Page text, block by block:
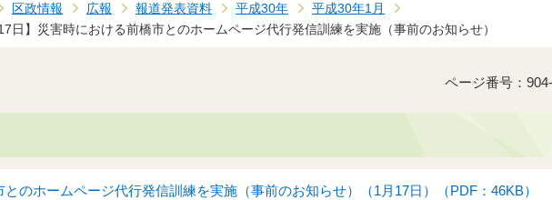
区政情報 広報 報道発表資料 平成30年
平成30年1月
日】災害時における前橋市とのホームページ代行発信訓練を実施（事前のお知らせ）
ページ番号：
のホームページ代行発信訓練を実施（事前のお知らせ）（1月17日）（PDF：46KB）